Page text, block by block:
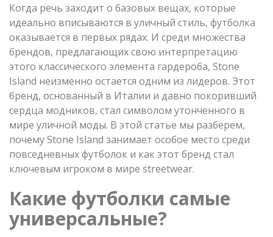
Когда речь заходит о базовых вещах, которые
идеально вписываются в уличный стиль, футболка
оказывается в первых рядах. И среди множества
брендов, предлагающих свою интерпретацию
этого классического элемента гардероба, Stone
Island неизменно остается одним из лидеров. Этот
бренд, основанный в Италии и давно покоривший
сердца модников, стал символом утонченного в
мире уличной моды. В этой статье мы разберем,
почему Stone Island занимает особое место среди
повседневных футболок и как этот бренд стал
ключевым игроком в мире streetwear.
Какие футболки самые
универсальные?